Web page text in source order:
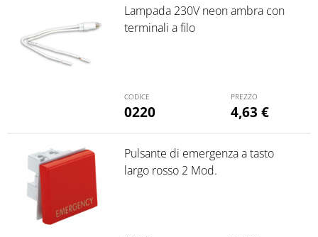
0220
Lampada 230V neon ambra con
terminali a filo
4,63 €
Pulsante di emergenza a tasto
largo rosso 2 Mod.